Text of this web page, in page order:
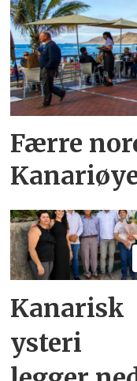
Færre
Kanarisk
ysteri